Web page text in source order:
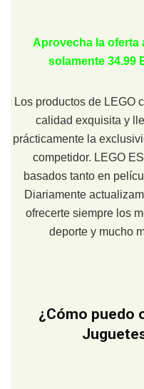
Aprovecha la oferta
solamente 34.99
Los productos de LEGO
calidad exquisita y
prácticamente la
competidor. LEGO
basados tanto en
Diariamente
ofrecerte siempre los
deporte y mucho
¿Cómo puedo